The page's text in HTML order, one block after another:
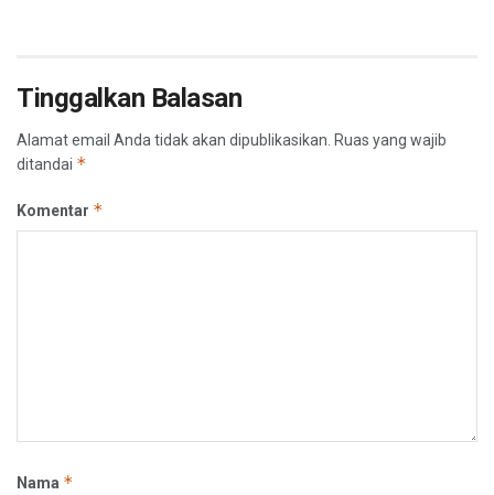
Tinggalkan Balasan
Alamat email Anda tidak akan dipublikasikan. Ruas yang wajib
ditandai *
Komentar *
Nama *